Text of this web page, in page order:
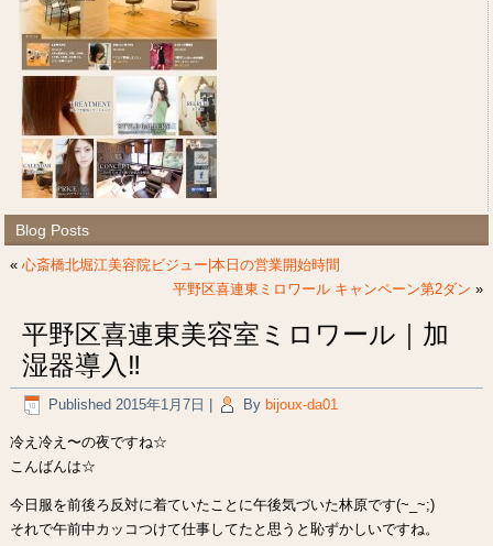
Blog Posts
«心斎橋北堀江美容院ビジュー|本日の営業開始時間
平野区喜連東ミロワール キャンペーン第2ダン »
平野区喜連東美容室ミロワール｜加
湿器導入‼︎
Published 2015年1月7日 By bijoux-da01
冷え冷え〜の夜ですね☆
こんばんは☆
今日服を前後ろ反対に着ていたことに午後気づいた林原です(~_~;)
それで午前中カッコつけて仕事してたと思うと恥ずかしいですね。